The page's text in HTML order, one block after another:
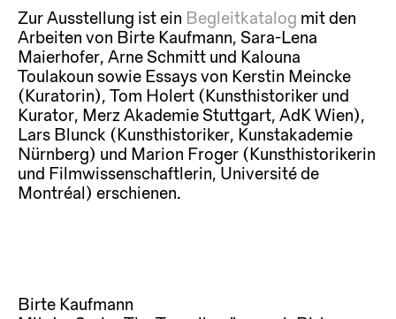
Zur Ausstellung ist ein Begleitkatalog mit den
Arbeiten von Birte Kaufmann, Sara-Lena
Maierhofer, Arne Schmitt und Kalouna
Toulakoun sowie Essays von Kerstin Meincke
(Kuratorin), Tom Holert (Kunsthistoriker und
Kurator, Merz Akademie Stuttgart, AdK Wien),
Lars Blunck (Kunsthistoriker, Kunstakademie
Nürnberg) und Marion Froger (Kunsthistorikerin
und Filmwissenschaftlerin, Université de
Montréal) erschienen.
Birte Kaufmann